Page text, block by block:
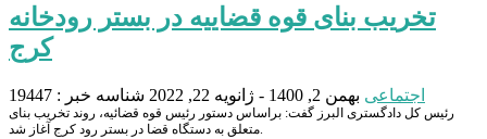
تخریب بنای قوه قضاییه در بستر رودخانه
کرج
اجتماعی بهمن 2, 1400 - ژانویه 22, 2022 شناسه خبر : 19447
رئیس کل دادگستری البرز گفت: براساس دستور رئیس قوه قضائیه، روند تخریب بنای
متعلق به دستگاه قضا در بستر رود کرج آغاز شد.